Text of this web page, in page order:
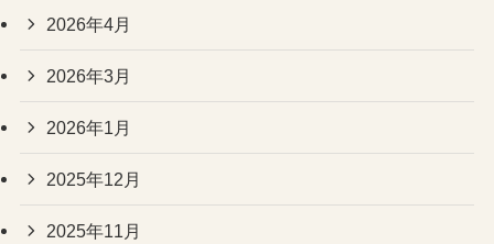
2026年4月
2026年3月
2026年1月
2025年12月
2025年11月